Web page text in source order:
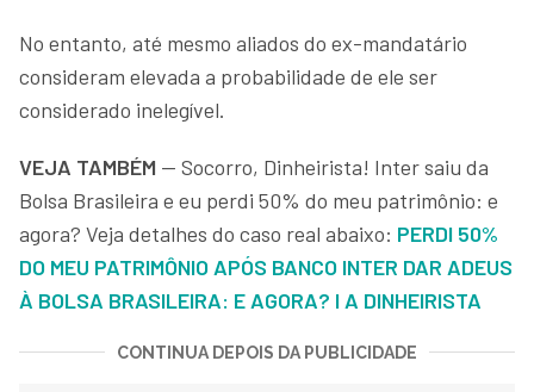
No entanto, até mesmo aliados do ex-mandatário
consideram elevada a probabilidade de ele ser
considerado inelegível.
VEJA TAMBÉM — Socorro, Dinheirista! Inter saiu da
Bolsa Brasileira e eu perdi 50% do meu patrimônio: e
agora? Veja detalhes do caso real abaixo: PERDI 50%
DO MEU PATRIMÔNIO APÓS BANCO INTER DAR ADEUS
À BOLSA BRASILEIRA: E AGORA? I A DINHEIRISTA
CONTINUA DEPOIS DA PUBLICIDADE